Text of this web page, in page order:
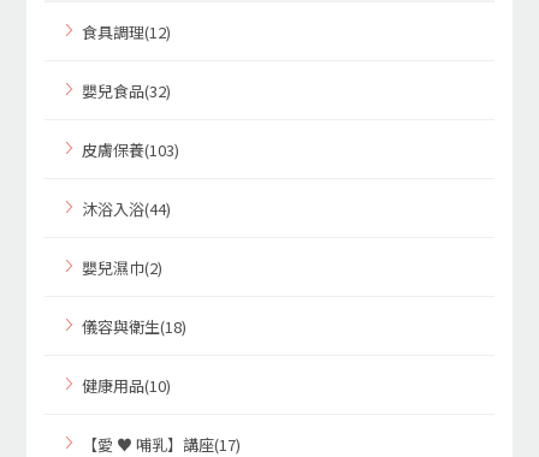
食具調理(12)
嬰兒食品(32)
皮膚保養(103)
沐浴入浴(44)
嬰兒濕巾(2)
儀容與衛生(18)
健康用品(10)
【愛 ♥ 哺乳】講座(17)